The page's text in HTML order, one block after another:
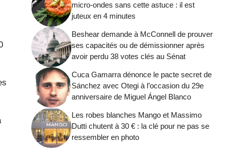
micro-ondes sans cette astuce : il est
juteux en 4 minutes
Beshear demande à McConnell de prouver
ses capacités ou de démissionner après
avoir perdu 38 votes clés au Sénat
Cuca Gamarra dénonce le pacte secret de
Sánchez avec Otegi à l’occasion du 29e
anniversaire de Miguel Ángel Blanco
Les robes blanches Mango et Massimo
Dutti chutent à 30 € : la clé pour ne pas se
ressembler en photo